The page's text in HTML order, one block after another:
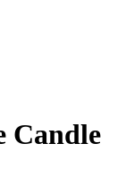
Candle